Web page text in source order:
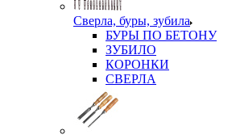
Сверла, буры, зубила
БУРЫ ПО БЕТОНУ
ЗУБИЛО
КОРОНКИ
СВЕРЛА